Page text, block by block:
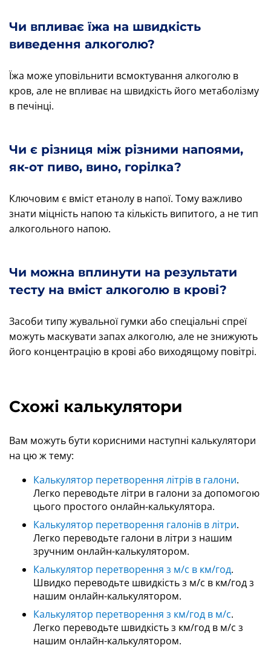
Чи впливає їжа на швидкість
виведення алкоголю?
Їжа може уповільнити всмоктування алкоголю в
кров, але не впливає на швидкість його метаболізму
в печінці.
Чи є різниця між різними напоями,
як-от пиво, вино, горілка?
Ключовим є вміст етанолу в напої. Тому важливо
знати міцність напою та кількість випитого, а не тип
алкогольного напою.
Чи можна вплинути на результати
тесту на вміст алкоголю в крові?
Засоби типу жувальної гумки або спеціальні спреї
можуть маскувати запах алкоголю, але не знижують
його концентрацію в крові або виходящому повітрі.
Схожі калькулятори
Вам можуть бути корисними наступні калькулятори
на цю ж тему:
Калькулятор перетворення літрів в галони.
Легко переводьте літри в галони за допомогою
цього простого онлайн-калькулятора.
Калькулятор перетворення галонів в літри.
Легко переводьте галони в літри з нашим
зручним онлайн-калькулятором.
Калькулятор перетворення з м/с в км/год.
Швидко переводьте швидкість з м/с в км/год з
нашим онлайн-калькулятором.
Калькулятор перетворення з км/год в м/с.
Легко переводьте швидкість з км/год в м/с з
нашим онлайн-калькулятором.